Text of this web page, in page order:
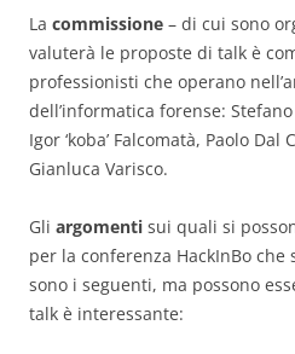
La commissione – di cui sono
valuterà le proposte di talk è
professionisti che operano
dell’informatica forense:
Igor ‘koba’ Falcomatà, Paolo
Gianluca Varisco.
Gli argomenti sui quali si
per la conferenza HackInBo
sono i seguenti, ma possono
talk è interessante: